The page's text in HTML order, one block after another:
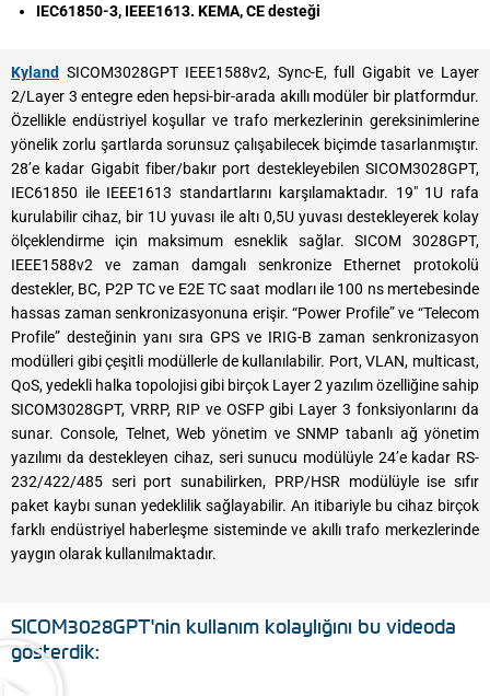
IEC61850-3, IEEE1613. KEMA, CE desteği
Kyland SICOM3028GPT IEEE1588v2, Sync-E, full Gigabit ve Layer
2/Layer 3 entegre eden hepsi-bir-arada akıllı modüler bir platformdur.
Özellikle endüstriyel koşullar ve trafo merkezlerinin gereksinimlerine
yönelik zorlu şartlarda sorunsuz çalışabilecek biçimde tasarlanmıştır.
28’e kadar Gigabit fiber/bakır port destekleyebilen SICOM3028GPT,
IEC61850 ile IEEE1613 standartlarını karşılamaktadır. 19″ 1U rafa
kurulabilir cihaz, bir 1U yuvası ile altı 0,5U yuvası destekleyerek kolay
ölçeklendirme için maksimum esneklik sağlar. SICOM 3028GPT,
IEEE1588v2 ve zaman damgalı senkronize Ethernet protokolü
destekler, BC, P2P TC ve E2E TC saat modları ile 100 ns mertebesinde
hassas zaman senkronizasyonuna erişir. “Power Profile” ve “Telecom
Profile” desteğinin yanı sıra GPS ve IRIG-B zaman senkronizasyon
modülleri gibi çeşitli modüllerle de kullanılabilir. Port, VLAN, multicast,
QoS, yedekli halka topolojisi gibi birçok Layer 2 yazılım özelliğine sahip
SICOM3028GPT, VRRP, RIP ve OSFP gibi Layer 3 fonksiyonlarını da
sunar. Console, Telnet, Web yönetim ve SNMP tabanlı ağ yönetim
yazılımı da destekleyen cihaz, seri sunucu modülüyle 24’e kadar RS-
232/422/485 seri port sunabilirken, PRP/HSR modülüyle ise sıfır
paket kaybı sunan yedeklilik sağlayabilir. An itibariyle bu cihaz birçok
farklı endüstriyel haberleşme sisteminde ve akıllı trafo merkezlerinde
yaygın olarak kullanılmaktadır.
SICOM3028GPT'nin kullanım kolaylığını bu videoda
gösterdik: